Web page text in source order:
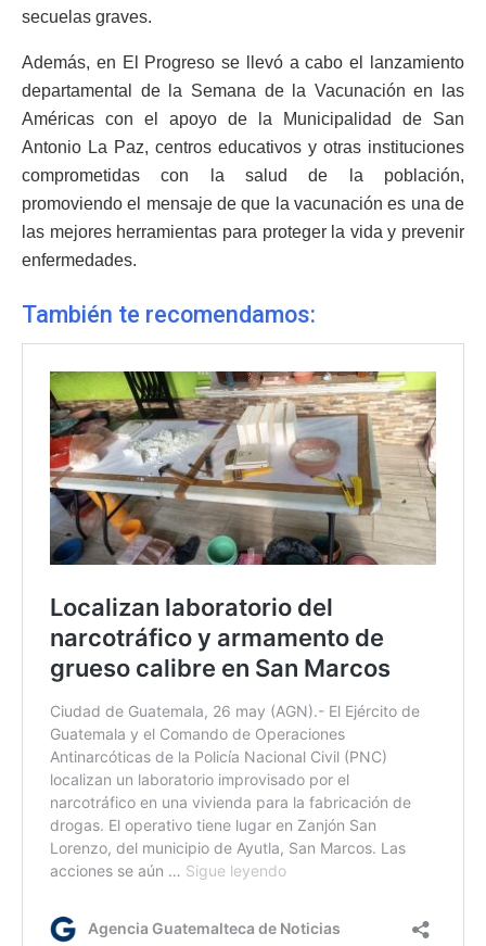
secuelas graves.
Además, en El Progreso se llevó a cabo el lanzamiento
departamental de la Semana de la Vacunación en las
Américas con el apoyo de la Municipalidad de San
Antonio La Paz, centros educativos y otras instituciones
comprometidas con la salud de la población,
promoviendo el mensaje de que la vacunación es una de
las mejores herramientas para proteger la vida y prevenir
enfermedades.
También te recomendamos: